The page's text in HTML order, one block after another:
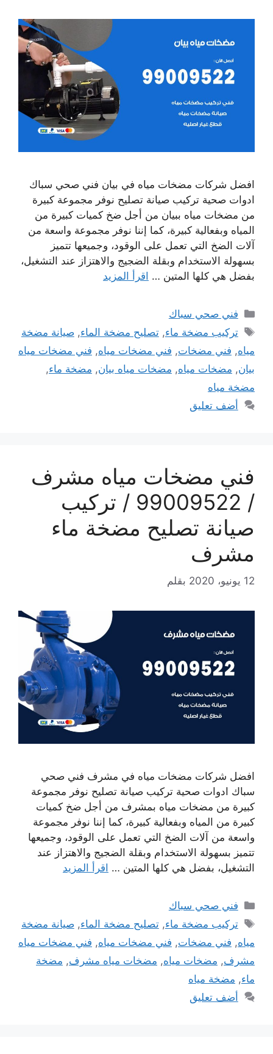
افضل شركات مضخات مياه في بيان فني صحي سباك
ادوات صحية تركيب صيانة تصليح نوفر مجموعة كبيرة
من مضخات مياه ببيان من أجل ضخ كميات كبيرة من
المياه وبفعالية كبيرة، كما إننا نوفر مجموعة واسعة من
آلات الضخ التي تعمل على الوقود، وجميعها تتميز
بسهولة الاستخدام وبقلة الضجيج والاهتزاز عند التشغيل،
بفضل هي كلها المتين … اقرأ المزيد
التصنيفات
فني صحي سباك
الوسوم
تركيب مضخة ماء,تصليح مضخة الماء,صيانة مضخة
مياه, فني مضخات, فني مضخات مياه, فني مضخات مياه
بيان, مضخات مياه, مضخات مياه بيان, مضخة ماء,
مضخة مياه
أضف تعليق
فني مضخات مياه مشرف
/ 99009522 / تركيب
صيانة تصليح مضخة ماء
مشرف
12 يونيو، 2020 بقلم
افضل شركات مضخات مياه في مشرف فني صحي
سباك ادوات صحية تركيب صيانة تصليح نوفر مجموعة
كبيرة من مضخات مياه بمشرف من أجل ضخ كميات
كبيرة من المياه وبفعالية كبيرة، كما إننا نوفر مجموعة
واسعة من آلات الضخ التي تعمل على الوقود، وجميعها
تتميز بسهولة الاستخدام وبقلة الضجيج والاهتزاز عند
التشغيل، بفضل هي كلها المتين … اقرأ المزيد
التصنيفات
فني صحي سباك
الوسوم
تركيب مضخة ماء,تصليح مضخة الماء,صيانة مضخة
مياه, فني مضخات, فني مضخات مياه, فني مضخات مياه
مشرف, مضخات مياه, مضخات مياه مشرف, مضخة
ماء, مضخة مياه
أضف تعليق